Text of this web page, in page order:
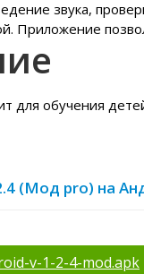
звука,
Приложение
для обучения
(Мод pro) на
v-1-2-4-mod.apk